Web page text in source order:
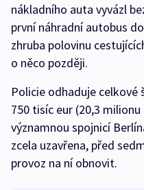
nákladního auta vyvázl
první náhradní autobus
zhruba polovinu
o něco později.
Policie odhaduje celkové
750 tisíc eur (20,3
významnou spojnicí
zcela uzavřena, před
provoz na ní obnovit.